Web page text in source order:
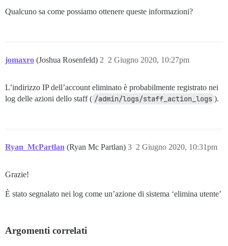
Qualcuno sa come possiamo ottenere queste informazioni?
jomaxro (Joshua Rosenfeld) 2 Giugno 2020, 10:27pm
2
L’indirizzo IP dell’account eliminato è probabilmente registrato nei
log delle azioni dello staff ( /admin/logs/staff_action_logs ).
Ryan_McPartlan (Ryan Mc Partlan) 2 Giugno 2020, 10:31pm
3
Grazie!
È stato segnalato nei log come un’azione di sistema ‘elimina utente’
Argomenti correlati